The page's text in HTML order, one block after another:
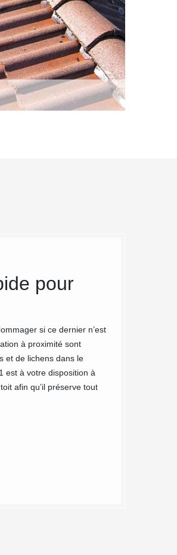
pour
si ce dernier n’est
à proximité sont
et de lichens dans le
est à votre disposition à
afin qu’il préserve tout